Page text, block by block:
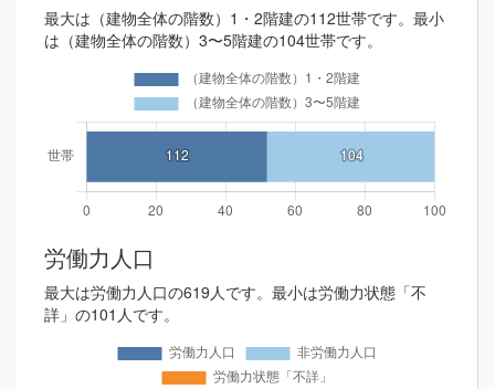
最大は（建物全体の階数）1・2階建の112世帯です。最小
は（建物全体の階数）3〜5階建の104世帯です。
労働力人口
最大は労働力人口の619人です。最小は労働力状態「不
詳」の101人です。